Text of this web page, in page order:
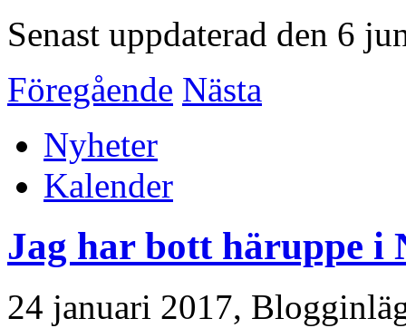
Senast uppdaterad den 6
Föregående Nästa
Nyheter
Kalender
Jag har bott häruppe
24 januari 2017,